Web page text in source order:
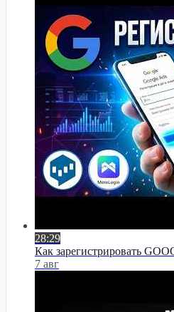
28:29
Как зарегистрировать
7 авг